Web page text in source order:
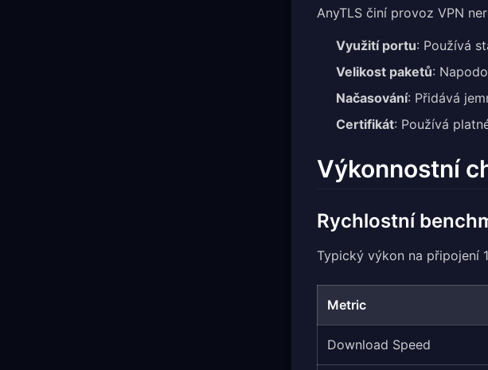
AnyTLS činí provoz VPN
Využití portu: Používá
Velikost paketů:
Načasování: Přidává
Certifikát: Používá
Výkonnostní
Rychlostní
Typický výkon na připojení
Metric
Download Speed